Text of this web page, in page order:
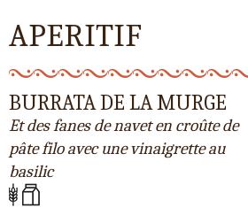
APERITIF
BURRATA DE LA MURGE
Et des fanes de navet en croûte de
pâte filo avec une vinaigrette au
basilic